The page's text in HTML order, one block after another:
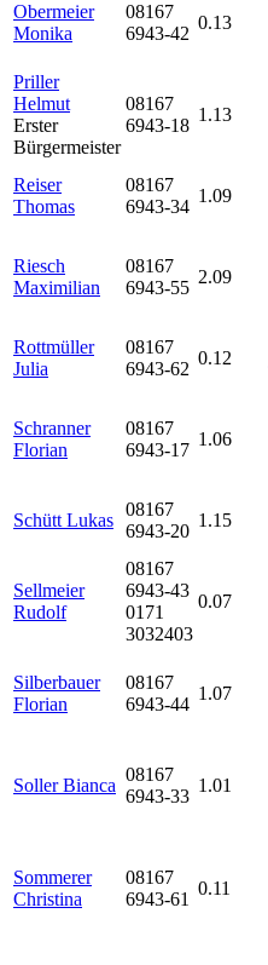
Obermeier
Monika
08167
6943-42
0.13
Priller
Helmut
Erster
Bürgermeister
08167
6943-18
1.13
Reiser
Thomas
08167
6943-34
1.09
Riesch
Maximilian
08167
6943-55
2.09
Rottmüller
Julia
08167
6943-62
0.12
Schranner
Florian
08167
6943-17
1.06
Schütt Lukas
08167
6943-20
1.15
Sellmeier
Rudolf
08167
6943-43
0171
3032403
0.07
Silberbauer
Florian
08167
6943-44
1.07
Soller Bianca
08167
6943-33
1.01
Sommerer
Christina
08167
6943-61
0.11